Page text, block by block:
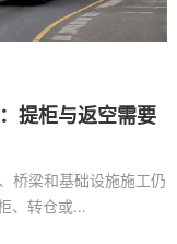
提柜与返空需要
桥梁和基础设施施工仍
、转仓或…